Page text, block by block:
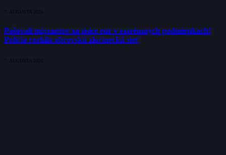
7. AUGUSTA 2026
Pašovali migrantov za tisíce eur v extrémnych podmienkach!
Polícia rozbila obrovskú zločineckú sieť
7. AUGUSTA 2026